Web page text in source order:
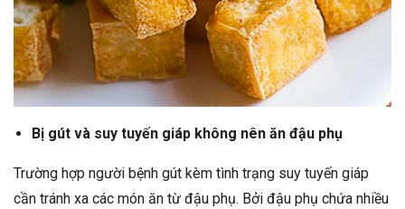
Bị gút và suy tuyến giáp không nên ăn đậu phụ
Trường hợp người bệnh gút kèm tình trạng suy tuyến giáp
cần tránh xa các món ăn từ đậu phụ. Bởi đậu phụ chứa nhiều